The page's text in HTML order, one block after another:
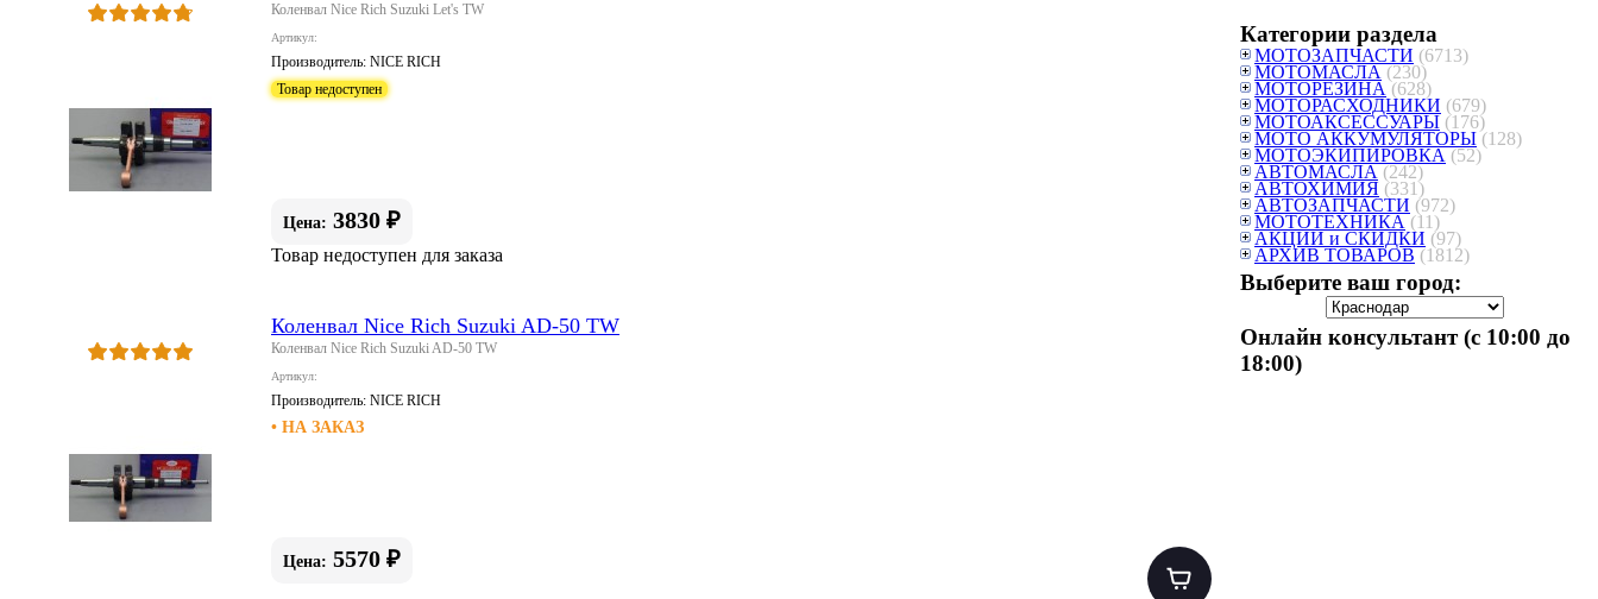
Коленвал Nice Rich Suzuki Let's TW
Артикул:
Производитель: NICE RICH
Товар недоступен
Цена: 3830 ₽
Товар недоступен для заказа
Коленвал Nice Rich Suzuki AD-50 TW
Коленвал Nice Rich Suzuki AD-50 TW
Артикул:
Производитель: NICE RICH
• НА ЗАКАЗ
Цена: 5570 ₽
Категории раздела
МОТОЗАПЧАСТИ (6713)
МОТОМАСЛА (230)
МОТОРЕЗИНА (628)
МОТОРАСХОДНИКИ (679)
МОТОАКСЕССУАРЫ (176)
МОТО АККУМУЛЯТОРЫ (128)
МОТОЭКИПИРОВКА (52)
АВТОМАСЛА (242)
АВТОХИМИЯ (331)
АВТОЗАПЧАСТИ (972)
МОТОТЕХНИКА (11)
АКЦИИ и СКИДКИ (97)
АРХИВ ТОВАРОВ (1812)
Выберите ваш город:
Онлайн консультант (с 10:00 до
18:00)